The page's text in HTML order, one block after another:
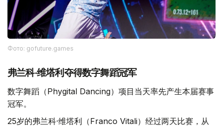
Фото: gofuture.games
弗兰科·维塔利夺得数字舞蹈冠军
数字舞蹈（Phygital Dancing）项目当天率先产生本届赛事
冠军。
25岁的弗兰科·维塔利（Franco Vitali）经过两天比赛，从